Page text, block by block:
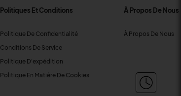
Politiques Et Conditions
Politique De Confidentialité
Conditions De Service
Politique D'expédition
Politique En Matière De Cookies
À Propos De Nous
À Propos De Nous